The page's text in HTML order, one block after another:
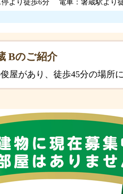
停より徒歩6分 電車：箸蔵駅より
Bのご紹介
屋があり、徒歩45分の場所